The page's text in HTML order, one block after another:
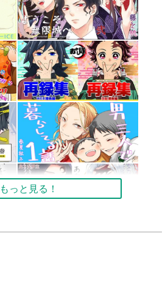
もっと見る！